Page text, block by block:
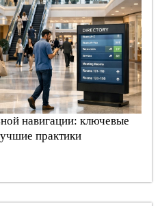
навигации: ключевые
практики